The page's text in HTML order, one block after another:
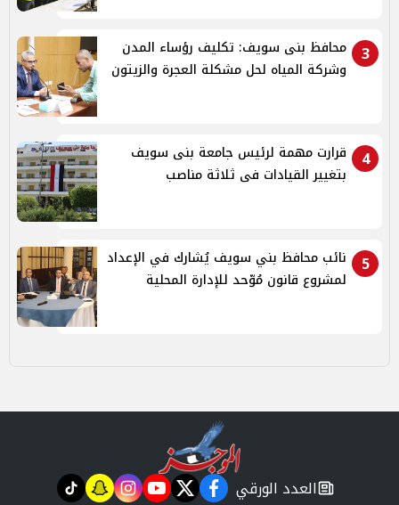
3
محافظ بنى سويف: تكليف رؤساء المدن
وشركة المياه لحل مشكلة العجرة والزيتون
4
قرارت مهمة لرئيس جامعة بنى سويف
بتغيير القيادات فى ثلاثة مناصب
5
نائب محافظ بني سويف يُشارك في الإعداد
لمشروع قانون مُوّحد للإدارة المحلية
newspaper
العدد الورقي facebook
twitter
youtube
instagram
snapchat
tiktok